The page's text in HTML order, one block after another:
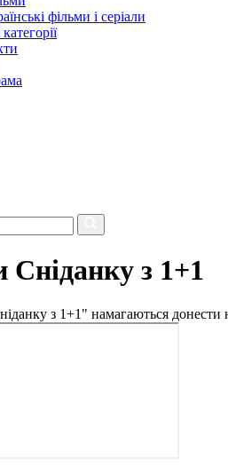
фільми і серіали
з 1+1
з 1+1" намагаються донести